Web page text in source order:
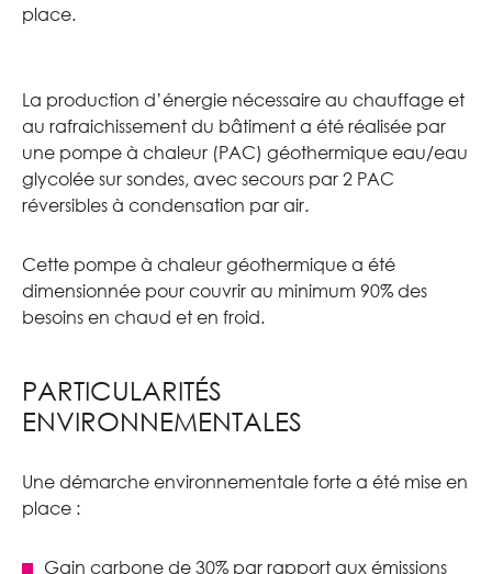
place.
La production d’énergie nécessaire au chauffage et
au rafraichissement du bâtiment a été réalisée par
une pompe à chaleur (PAC) géothermique eau/eau
glycolée sur sondes, avec secours par 2 PAC
réversibles à condensation par air.
Cette pompe à chaleur géothermique a été
dimensionnée pour couvrir au minimum 90% des
besoins en chaud et en froid.
PARTICULARITÉS
ENVIRONNEMENTALES
Une démarche environnementale forte a été mise en
place :
Gain carbone de 30% par rapport aux émissions